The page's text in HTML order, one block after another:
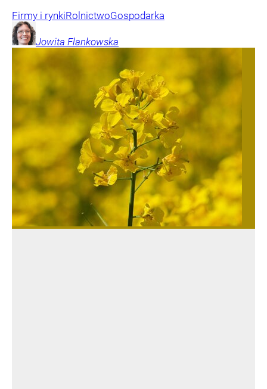
Firmy i rynkiRolnictwoGospodarka
Jowita Flankowska